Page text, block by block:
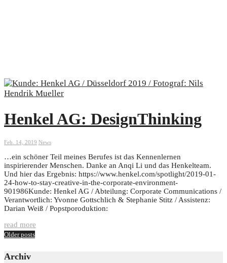
Henkel AG: DesignThinking
Feb. 14, 2019 News
…ein schöner Teil meines Berufes ist das Kennenlernen
inspirierender Menschen. Danke an Anqi Li und das Henkelteam.
Und hier das Ergebnis: https://www.henkel.com/spotlight/2019-01-
24-how-to-stay-creative-in-the-corporate-environment-
901986Kunde: Henkel AG / Abteilung: Corporate Communications /
Verantwortlich: Yvonne Gottschlich & Stephanie Stitz / Assistenz:
Darian Weiß / Popstporoduktion:
read more
Older posts
Archiv